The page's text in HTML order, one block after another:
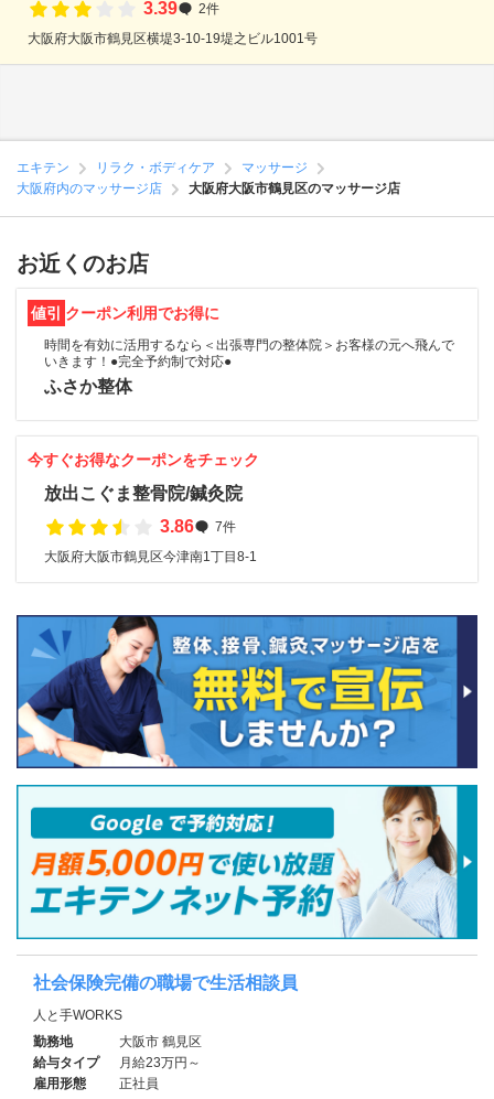
3.39
2件
大阪府大阪市鶴見区横堤3-10-19堤之ビル1001号
エキテン リラク・ボディケア
マッサージ
大阪府内のマッサージ店
大阪府大阪市鶴見区のマッサージ店
お近くのお店
値引 クーポン利用でお得に
時間を有効に活用するなら＜出張専門の整体院＞お客様の元へ飛んで
いきます！●完全予約制で対応●
ふさか整体
今すぐお得なクーポンをチェック
放出こぐま整骨院/鍼灸院
3.86
7件
大阪府大阪市鶴見区今津南1丁目8-1
社会保険完備の職場で生活相談員
人と手WORKS
勤務地
大阪市 鶴見区
給与タイプ
月給23万円～
雇用形態
正社員